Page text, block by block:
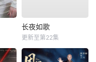
长夜如歌
更新至第22集